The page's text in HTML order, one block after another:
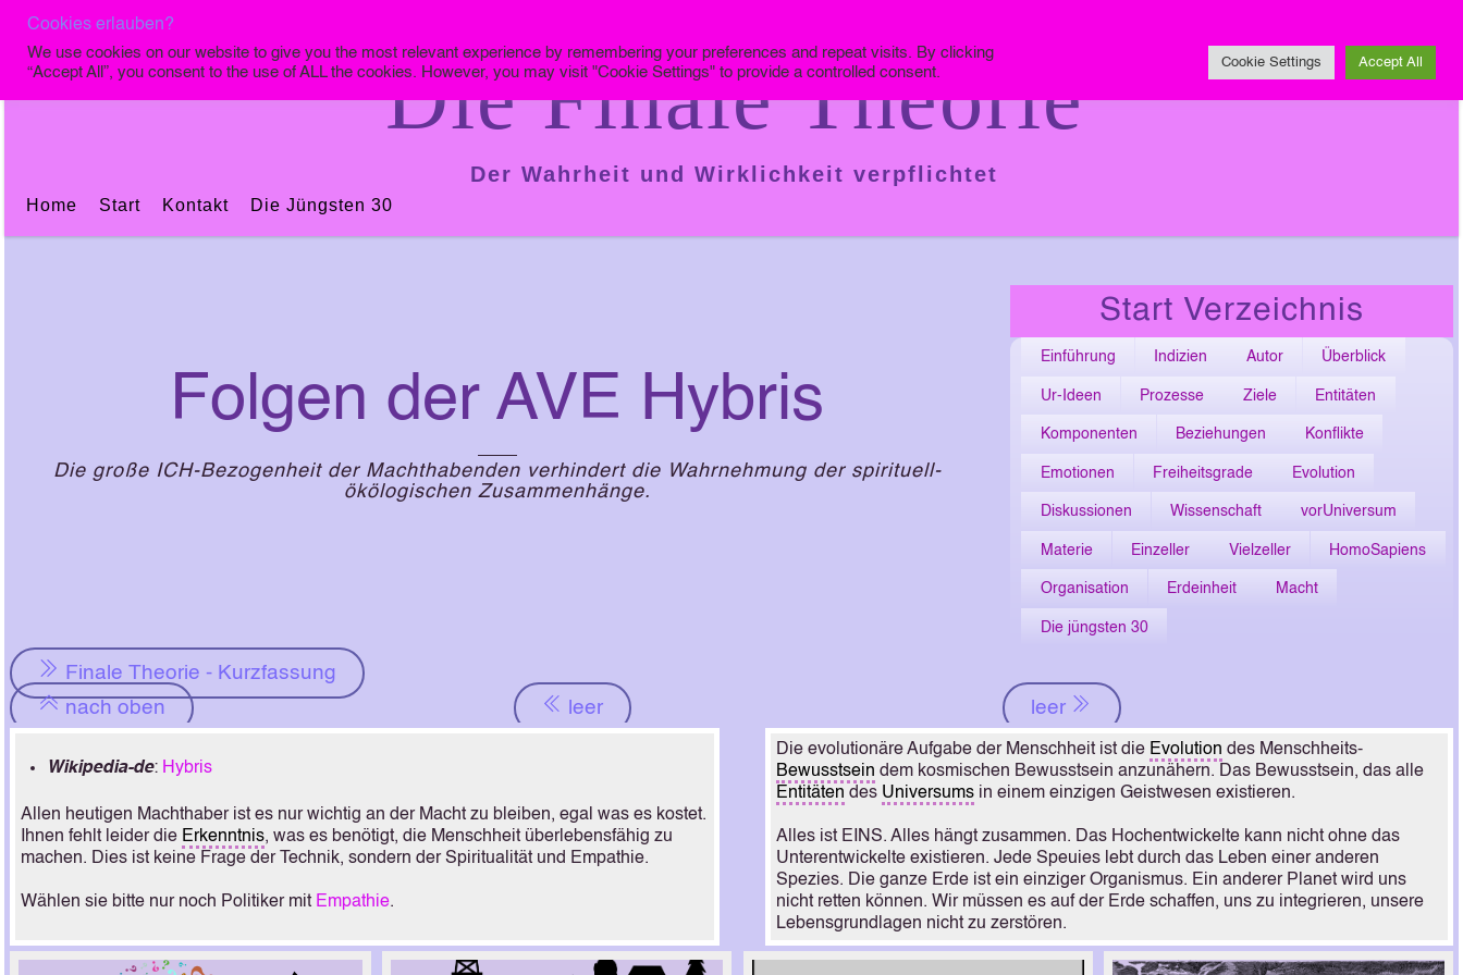
Die Finale Theorie
Der Wahrheit und Wirklichkeit verpflichtet
Home Start Kontakt Die Jüngsten 30
Folgen der AVE Hybris
Die große ICH-Bezogenheit der Machthabenden verhindert die Wahrnehmung der spirituell-
ökölogischen Zusammenhänge.
Start Verzeichnis
Einführung Indizien Autor Überblick
Ur-Ideen Prozesse Ziele Entitäten
Komponenten Beziehungen Konflikte
Emotionen Freiheitsgrade Evolution
Diskussionen Wissenschaft vorUniversum
Materie Einzeller Vielzeller HomoSapiens
Organisation Erdeinheit Macht
Die jüngsten 30
Finale Theorie - Kurzfassung
nach oben
leer leer
Wikipedia-de: Hybris
Allen heutigen Machthaber ist es nur wichtig an der Macht zu bleiben, egal was es kostet.
Ihnen fehlt leider die Erkenntnis, was es benötigt, die Menschheit überlebensfähig zu
machen. Dies ist keine Frage der Technik, sondern der Spiritualität und Empathie.
Wählen sie bitte nur noch Politiker mit Empathie.
Die evolutionäre Aufgabe der Menschheit ist die Evolution des Menschheits-
Bewusstsein dem kosmischen Bewusstsein anzunähern. Das Bewusstsein, das alle
Entitäten des Universums in einem einzigen Geistwesen existieren.
Alles ist EINS. Alles hängt zusammen. Das Hochentwickelte kann nicht ohne das
Unterentwickelte existieren. Jede Speuies lebt durch das Leben einer anderen
Spezies. Die ganze Erde ist ein einziger Organismus. Ein anderer Planet wird uns
nicht retten können. Wir müssen es auf der Erde schaffen, uns zu integrieren, unsere
Lebensgrundlagen nicht zu zerstören.
Cookies erlauben?
We use cookies on our website to give you the most relevant experience by remembering your preferences and repeat visits. By clicking
“Accept All”, you consent to the use of ALL the cookies. However, you may visit "Cookie Settings" to provide a controlled consent.
Cookie Settings Accept All